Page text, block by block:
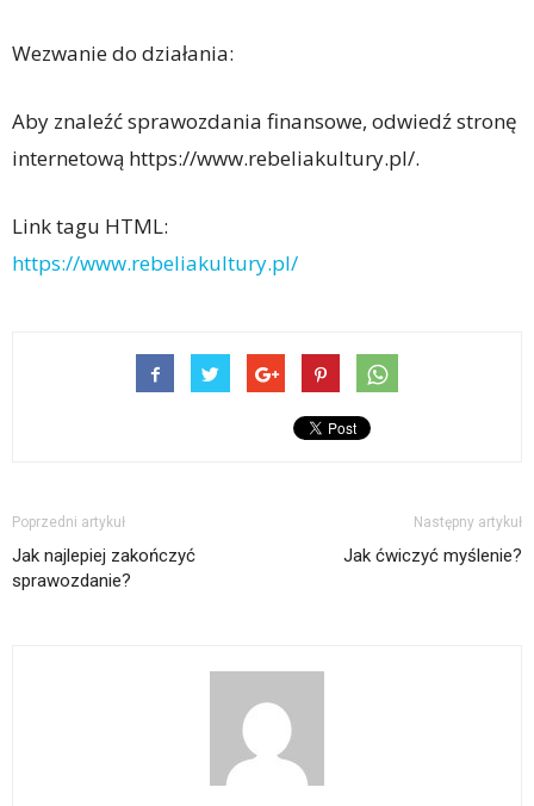
Wezwanie do działania:
Aby znaleźć sprawozdania finansowe, odwiedź stronę
internetową https://www.rebeliakultury.pl/.
Link tagu HTML:
https://www.rebeliakultury.pl/
Poprzedni artykuł
Jak najlepiej zakończyć
sprawozdanie?
Następny artykuł
Jak ćwiczyć myślenie?